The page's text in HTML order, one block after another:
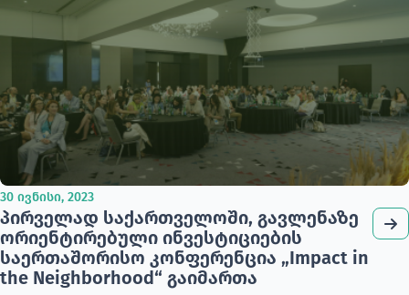
30 ივნისი, 2023
პირველად საქართველოში, გავლენაზე
ორიენტირებული ინვესტიციების
საერთაშორისო კონფერენცია „Impact in
the Neighborhood“ გაიმართა